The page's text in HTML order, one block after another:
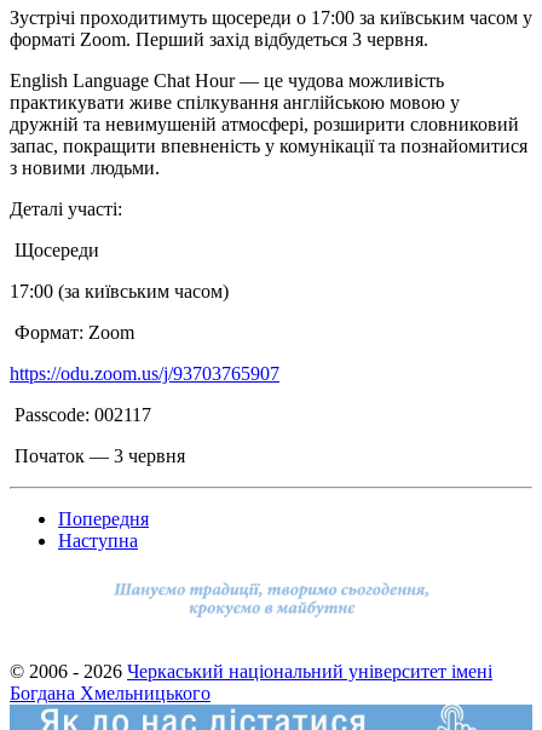
Зустрічі проходитимуть щосереди о 17:00 за київським часом у
форматі Zoom. Перший захід відбудеться 3 червня.
English Language Chat Hour — це чудова можливість
практикувати живе спілкування англійською мовою у
дружній та невимушеній атмосфері, розширити словниковий
запас, покращити впевненість у комунікації та познайомитися
з новими людьми.
Деталі участі:
Щосереди
17:00 (за київським часом)
Формат: Zoom
https://odu.zoom.us/j/93703765907
Passcode: 002117
Початок — 3 червня
Попередня
Наступна
© 2006 - 2026 Черкаський національний університет імені
Богдана Хмельницького